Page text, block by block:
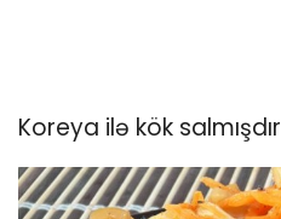
Koreya ilə kök salmışdır